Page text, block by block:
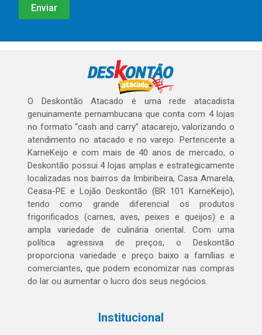
O Deskontão Atacado é uma rede atacadista
genuinamente pernambucana que conta com 4 lojas
no formato “cash and carry” atacarejo, valorizando o
atendimento no atacado e no varejo. Pertencente a
KarneKeijo e com mais de 40 anos de mercado, o
Deskontão possui 4 lojas amplas e estrategicamente
localizadas nos bairros da Imbiribeira, Casa Amarela,
Ceasa-PE e Lojão Deskontão (BR 101 KarneKeijo),
tendo como grande diferencial os produtos
frigorificados (carnes, aves, peixes e queijos) e a
ampla variedade de culinária oriental. Com uma
política agressiva de preços, o Deskontão
proporciona variedade e preço baixo a famílias e
comerciantes, que podem economizar nas compras
do lar ou aumentar o lucro dos seus negócios.
Institucional